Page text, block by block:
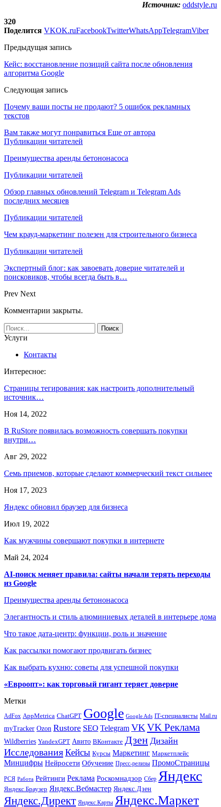
Источник: oddstyle.ru
320
Поделится VKOK.ruFacebookTwitterWhatsAppTelegramViber
Предыдущая запись
Кейс: восстановление позиций сайта после обновления
алгоритма Google
Следующая запись
Почему ваши посты не продают? 5 ошибок рекламных
текстов
Вам также могут понравиться Еще от автора
Публикации читателей
Преимущества аренды бетононасоса
Публикации читателей
Обзор главных обновлений Telegram и Telegram Ads
последних месяцев
Публикации читателей
Чем крауд-маркетинг полезен для строительного бизнеса
Публикации читателей
Экспертный блог: как завоевать доверие читателей и
поисковиков, чтобы всегда быть в…
Prev Next
Комментарии закрыты.
Услуги
Контакты
Интересное:
Страницы тегирования: как настроить дополнительный
источник…
Ноя 14, 2022
В RuStore появилась возможность совершать покупки
внутри…
Авг 29, 2022
Семь приемов, которые сделают коммерческий текст сильнее
Ноя 17, 2023
Яндекс обновил браузер для бизнеса
Июл 19, 2022
Как мужчины совершают покупки в интернете
Май 24, 2024
AI-поиск меняет правила: сайты начали терять переходы
из Google
Преимущества аренды бетононасоса
Элегантность и стиль алюминиевых деталей в интерьере дома
Что такое дата-центр: функции, роль и значение
Как рассылки помогают продвигать бизнес
Как выбрать кухню: советы для успешной покупки
«Евроопт»: как торговый гигант теряет доверие
Метки
AdFox AppMetrica ChatGPT Google Google Ads IT-специалисты Mail.ru
myTracker Ozon Rustore SEO Telegram VKVK Реклама
Wildberries YandexGPT Авито ВКонтакте Дзен Дизайн
ИсследованияКейсы Курсы Маркетинг Маркетплейс
Минцифры Нейросети Обучение Пресс-релизы ПромоСтраницы
РСЯ Работа Рейтинги Реклама Роскомнадзор Сбер Яндекс
Яндекс.Браузер Яндекс.Вебмастер Яндекс.Дзен
Яндекс.Директ Яндекс.Карты Яндекс.Маркет